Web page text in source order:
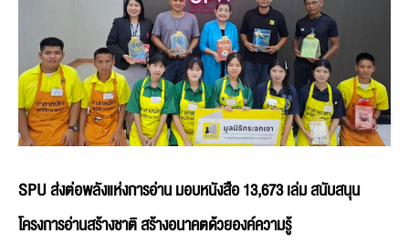
SPU ส่งต่อพลังแห่งการอ่าน มอบหนังสือ 13,673 เล่ม สนับสนุน
โครงการอ่านสร้างชาติ สร้างอนาคตด้วยองค์ความรู้